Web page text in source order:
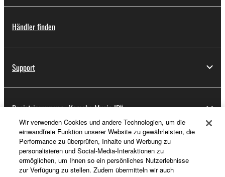
Händler finden
Support
Registrierung von „Yamaha Music ID“
Über Yamaha
Wir verwenden Cookies und andere Technologien, um die
einwandfreie Funktion unserer Website zu gewährleisten, die
Performance zu überprüfen, Inhalte und Werbung zu
personalisieren und Social-Media-Interaktionen zu
ermöglichen, um Ihnen so ein persönliches Nutzerlebnisse
zur Verfügung zu stellen. Zudem übermitteln wir auch